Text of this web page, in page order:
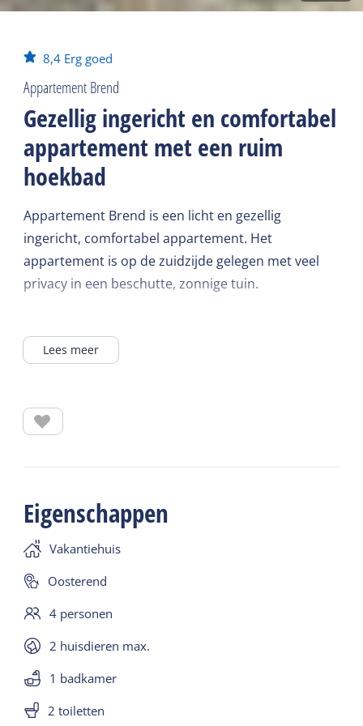
8,4 Erg goed
Appartement Brend
Gezellig ingericht en comfortabel
appartement met een ruim
hoekbad
Appartement Brend is een licht en gezellig
ingericht, comfortabel appartement. Het
appartement is op de zuidzijde gelegen met veel
privacy in een beschutte, zonnige tuin.
gehele appartement is gelijkvloers. Er zijn twee
Woonkamer beschikt over een plavuizenvloer,
met 4 stoelen. De open keuken heeft een koelkast
combimagnetron. Er is een televisie, DVD-, en CD
speler met radio. Er is Wifi.
In één slaapkamer staan 2 x 1 persoons bedden
er voor kiezen om het bed apart op te maken of
met één hoeslaken. In de andere slaapkamer staan
ook 2 x 1 persoons bedden (80-200 cm).
Kinderledikantje met een kinderstoel is aanwezig.
Lees meer
Eigenschappen
Vakantiehuis
Oosterend
4 personen
2 huisdieren max.
1 badkamer
2 toiletten